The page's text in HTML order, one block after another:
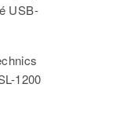
USB-
1200